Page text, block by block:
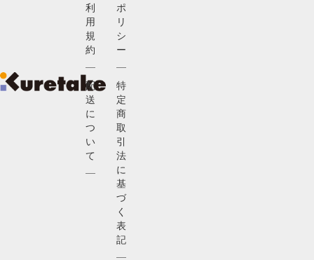
利
用
規
約
配
送
に
つ
い
て
ポ
リ
シ
ー
特
定
商
取
引
法
に
基
づ
く
表
記